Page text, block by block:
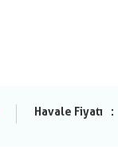
Havale Fiyatı